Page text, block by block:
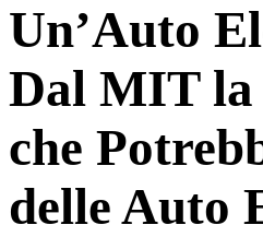
Un’Auto
Dal MIT la
che
delle Auto